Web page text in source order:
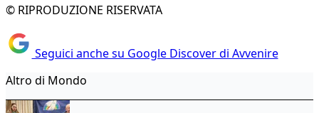
© RIPRODUZIONE RISERVATA
Seguici anche su Google Discover di Avvenire
Altro di Mondo